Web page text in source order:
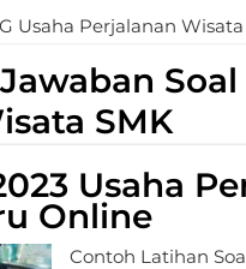
Usaha Perjalanan Wisata
Soal
SMK
Usaha
Online
Contoh Latihan